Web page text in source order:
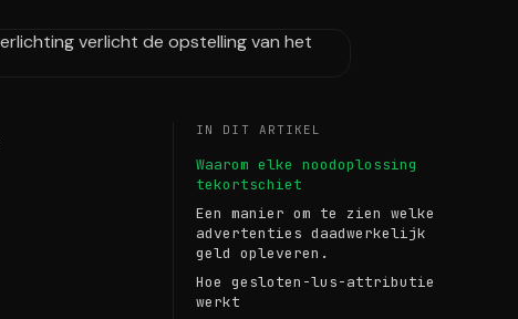
IN DIT ARTIKEL
Waarom elke noodoplossing
tekortschiet
Een manier om te zien welke
advertenties daadwerkelijk
geld opleveren.
Hoe gesloten-lus-attributie
werkt